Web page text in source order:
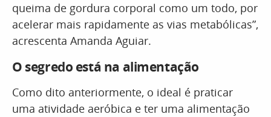
queima de gordura corporal como um todo, por
acelerar mais rapidamente as vias metabólicas”,
acrescenta Amanda Aguiar.
O segredo está na alimentação
Como dito anteriormente, o ideal é praticar
uma atividade aeróbica e ter uma alimentação